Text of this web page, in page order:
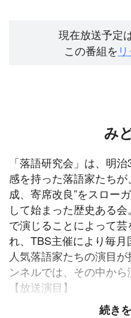
現在放送予定
この番組を
み
「落語研究会」は、明
感を持った落語家たち
成、寄席改良”をスロー
して始まった歴史ある
で演じることによって
れ、TBS主催により毎
人気落語家たちの演目
ンネルでは、その中か
【放送演目】
・橘家圓太郎（たちば
続き